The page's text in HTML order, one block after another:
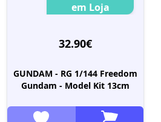
em Loja
32.90€
GUNDAM - RG 1/144 Freedom
Gundam - Model Kit 13cm